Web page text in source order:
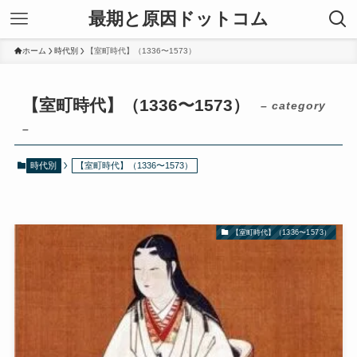
最期と原因ドットコム
ホーム 時代別 【室町時代】（1336〜1573）
【室町時代】（1336〜1573）
– category
–
時代別 【室町時代】（1336〜1573）
【室町時代】（1336〜1573）